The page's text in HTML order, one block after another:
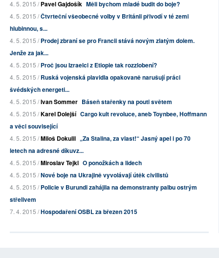
4. 5. 2015 /Pavel Gajdošík Měli bychom mladé budit do boje?
4. 5. 2015 /Čtvrteční všeobecné volby v Británii přivodí v té zemi
hlubinnou, s...
4. 5. 2015 /Prodej zbraní se pro Francii stává novým zlatým dolem.
Jenže za jak...
4. 5. 2015 /Proč jsou Izraelci z Etiopie tak rozzlobení?
4. 5. 2015 /Ruská vojenská plavidla opakovaně narušují práci
švédských energeti...
4. 5. 2015 /Ivan Sommer Báseň stařenky na pouti světem
4. 5. 2015 /Karel Dolejší Cargo kult revoluce, aneb Toynbee, Hoffmann
a věci související
4. 5. 2015 /Miloš Dokulil „Za Stalina, za vlast!“ Jasný apel i po 70
letech na adresné díkuvz...
4. 5. 2015 /Miroslav Tejkl O ponožkách a lidech
4. 5. 2015 /Nové boje na Ukrajině vyvolávají útěk civilistů
4. 5. 2015 /Policie v Burundi zahájila na demonstranty palbu ostrým
střelivem
7. 4. 2015 /Hospodaření OSBL za březen 2015